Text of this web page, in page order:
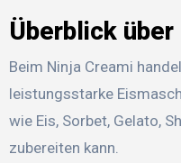
Überblick
Beim Ninja Creami
leistungsstarke
wie Eis, Sorbet, Gelato,
zubereiten kann.